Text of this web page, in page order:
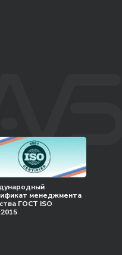
менеджмента
ГОСТ ISO